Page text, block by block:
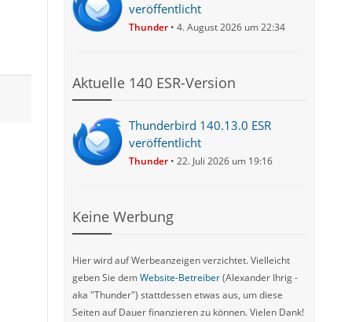
veröffentlicht
Thunder 4. August 2026 um 22:34
Aktuelle 140 ESR-Version
Thunderbird 140.13.0 ESR
veröffentlicht
Thunder 22. Juli 2026 um 19:16
Keine Werbung
Hier wird auf Werbeanzeigen verzichtet. Vielleicht
geben Sie demWebsite-Betreiber(Alexander Ihrig -
aka "Thunder") stattdessen etwas aus, um diese
Seiten auf Dauer finanzieren zu können. Vielen Dank!